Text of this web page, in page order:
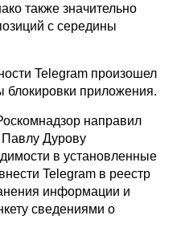
также значительно
с середины
Telegram произошел
блокировки приложения.
направил
Дурову
в установленные
Telegram в реестр
информации и
сведениями о